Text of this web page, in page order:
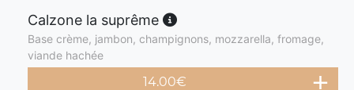
Calzone la suprême
Base crème, jambon, champignons, mozzarella, fromage,
viande hachée
14.00€